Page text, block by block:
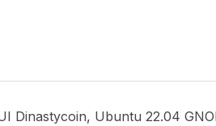
Dinastycoin, Ubuntu 22.04